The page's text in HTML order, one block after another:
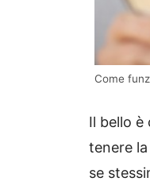
Come
Il bello
tenere
se